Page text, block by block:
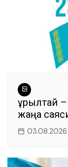
Құрылтай
жаңа
03.08.2026